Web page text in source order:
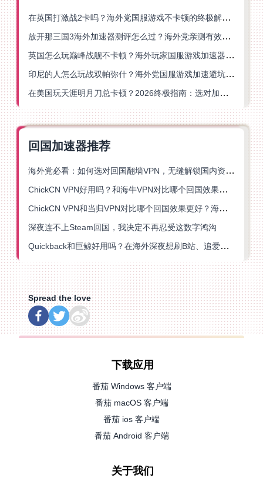
在英国打激战2卡吗？海外党国服游戏不卡顿的终极解决方案
放开那三国3海外加速器测评怎么过？海外党亲测有效的国服游戏加速指南
英国怎么玩巅峰战舰不卡顿？海外玩家国服游戏加速器终极指南
印尼的人怎么玩战双帕弥什？海外党国服游戏加速避坑指南
在美国玩天涯明月刀总卡顿？2026终极指南：选对加速器让你丝滑连招
回国加速器推荐
海外党必看：如何选对回国翻墙VPN，无缝解锁国内资源？
ChickCN VPN好用吗？和海牛VPN对比哪个回国效果更好？
ChickCN VPN和当归VPN对比哪个回国效果更好？海外党亲测后选了它
深夜连不上Steam回国，我决定不再忍受这数字鸿沟
Quickback和巨鲸好用吗？在海外深夜想刷B站、追爱奇艺的你，或许正需要这份答案
Spread the love
下载应用
番茄 Windows 客户端
番茄 macOS 客户端
番茄 ios 客户端
番茄 Android 客户端
关于我们